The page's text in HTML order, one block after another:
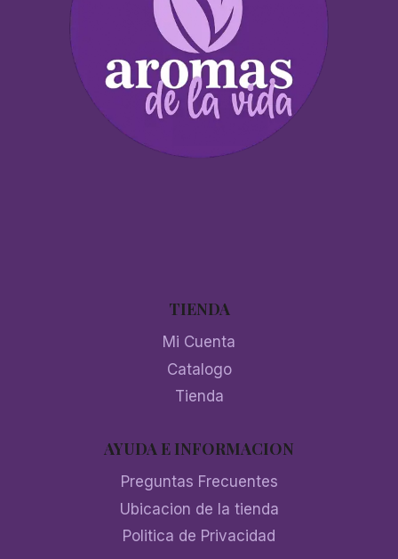
TIENDA
Mi Cuenta
Catalogo
Tienda
AYUDA E INFORMACION
Preguntas Frecuentes
Ubicacion de la tienda
Politica de Privacidad